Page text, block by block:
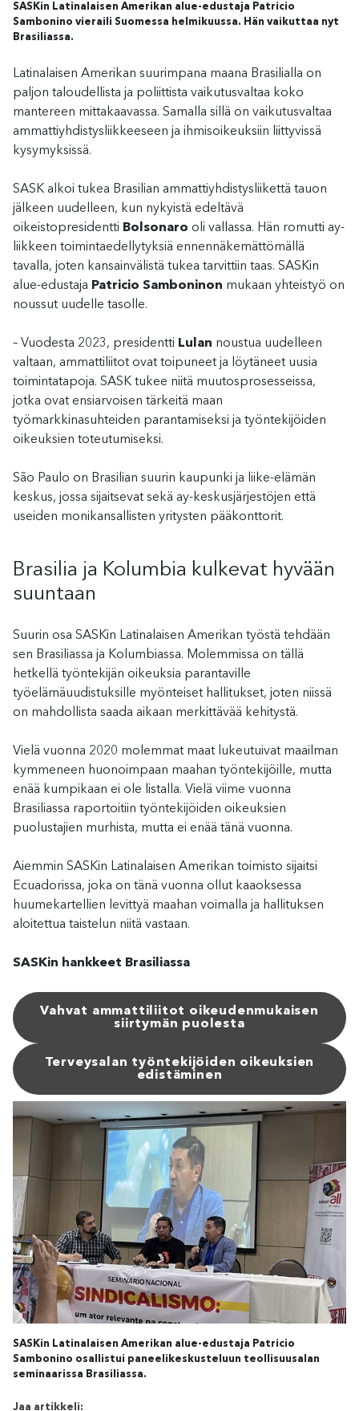
SASKin Latinalaisen Amerikan alue-edustaja Patricio
Sambonino vieraili Suomessa helmikuussa. Hän vaikuttaa nyt
Brasiliassa.
Latinalaisen Amerikan suurimpana maana Brasilialla on
paljon taloudellista ja poliittista vaikutusvaltaa koko
mantereen mittakaavassa. Samalla sillä on vaikutusvaltaa
ammattiyhdistysliikkeeseen ja ihmisoikeuksiin liittyvissä
kysymyksissä.
SASK alkoi tukea Brasilian ammattiyhdistysliikettä tauon
jälkeen uudelleen, kun nykyistä edeltävä
oikeistopresidentti Bolsonaro oli vallassa. Hän romutti ay-
liikkeen toimintaedellytyksiä ennennäkemättömällä
tavalla, joten kansainvälistä tukea tarvittiin taas. SASKin
alue-edustaja Patricio Samboninon mukaan yhteistyö on
noussut uudelle tasolle.
– Vuodesta 2023, presidentti Lulan noustua uudelleen
valtaan, ammattiliitot ovat toipuneet ja löytäneet uusia
toimintatapoja. SASK tukee niitä muutosprosesseissa,
jotka ovat ensiarvoisen tärkeitä maan
työmarkkinasuhteiden parantamiseksi ja työntekijöiden
oikeuksien toteutumiseksi.
São Paulo on Brasilian suurin kaupunki ja liike-elämän
keskus, jossa sijaitsevat sekä ay-keskusjärjestöjen että
useiden monikansallisten yritysten pääkonttorit.
Brasilia ja Kolumbia kulkevat hyvään
suuntaan
Suurin osa SASKin Latinalaisen Amerikan työstä tehdään
sen Brasiliassa ja Kolumbiassa. Molemmissa on tällä
hetkellä työntekijän oikeuksia parantaville
työelämäuudistuksille myönteiset hallitukset, joten niissä
on mahdollista saada aikaan merkittävää kehitystä.
Vielä vuonna 2020 molemmat maat lukeutuivat maailman
kymmeneen huonoimpaan maahan työntekijöille, mutta
enää kumpikaan ei ole listalla. Vielä viime vuonna
Brasiliassa raportoitiin työntekijöiden oikeuksien
puolustajien murhista, mutta ei enää tänä vuonna.
Aiemmin SASKin Latinalaisen Amerikan toimisto sijaitsi
Ecuadorissa, joka on tänä vuonna ollut kaaoksessa
huumekartellien levittyä maahan voimalla ja hallituksen
aloitettua taistelun niitä vastaan.
SASKin hankkeet Brasiliassa
Vahvat ammattiliitot oikeudenmukaisen
siirtymän puolesta
Terveysalan työntekijöiden oikeuksien
edistäminen
SASKin Latinalaisen Amerikan alue-edustaja Patricio
Sambonino osallistui paneelikeskusteluun teollisuusalan
seminaarissa Brasiliassa.
Jaa artikkeli: